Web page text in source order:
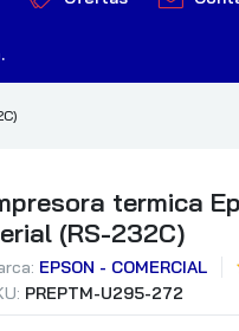
termica
(RS-232C)
EPSON - COMERCIAL
PREPTM-U295-272